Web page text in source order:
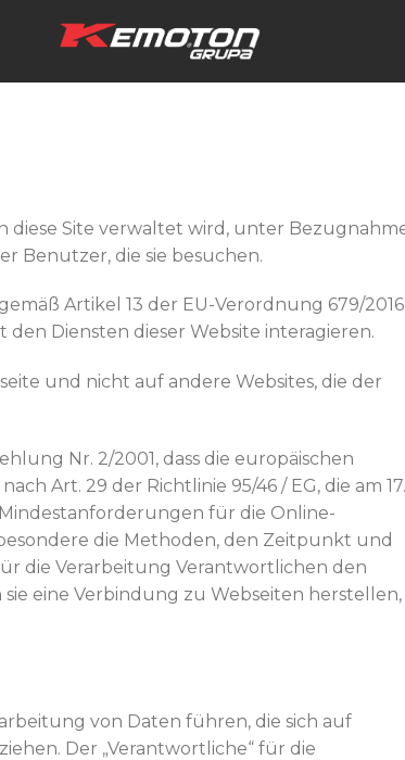
diese Site verwaltet wird, unter
Benutzer, die sie besuchen.
Artikel 13 der EU-Verordnung 679/2016
Diensten dieser Website interagieren.
und nicht auf andere Websites, die der
Nr. 2/2001, dass die europäischen
Art. 29 der Richtlinie 95/46 / EG, die am 17.
für die Online-
die Methoden, den Zeitpunkt und
die Verarbeitung Verantwortlichen den
eine Verbindung zu Webseiten herstellen,
von Daten führen, die sich auf
Der „Verantwortliche“ für die